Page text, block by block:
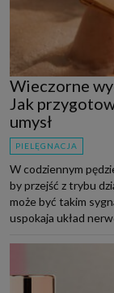
Wieczorne
Jak
umysł
PIELĘGNACJA
W codziennym
by przejść z trybu
może być takim
uspokaja układ